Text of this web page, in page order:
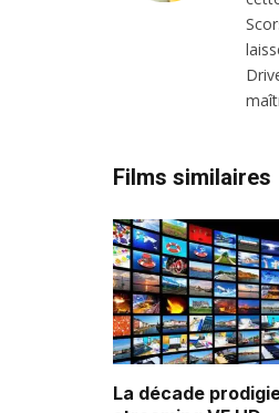
Films similaires
La décade